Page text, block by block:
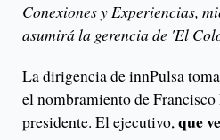
Conexiones y Experiencias,
asumirá la gerencia de 'El
La dirigencia de innPulsa
el nombramiento de
presidente. El ejecutivo,que